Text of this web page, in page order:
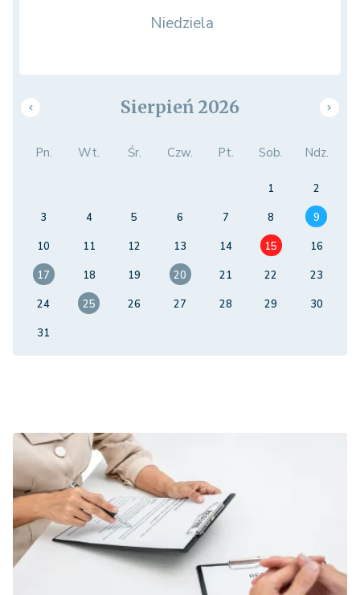
Niedziela
Sierpień 2026
Pn. Wt. Śr. Czw. Pt. Sob. Ndz.
1
2
3
4 5 6 7 8
9
10
11 12 13 14 15
16
17
18 19 20 21 22
23
24
25 26 27 28 29
30
31